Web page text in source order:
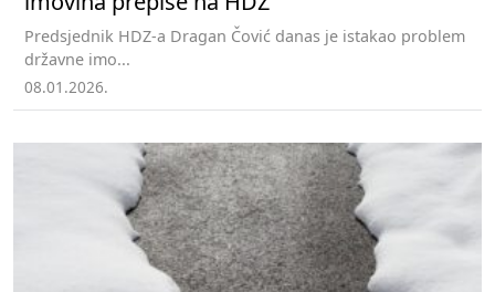
Predsjednik HDZ-a Dragan Čović danas je istakao problem
državne imo...
08.01.2026.